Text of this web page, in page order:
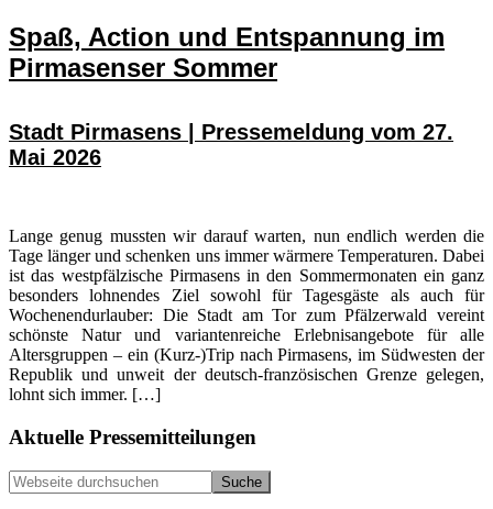
Spaß, Action und Entspannung im
Pirmasenser Sommer
Stadt Pirmasens | Pressemeldung vom 27.
Mai 2026
Lange genug mussten wir darauf warten, nun endlich werden die
Tage länger und schenken uns immer wärmere Temperaturen. Dabei
ist das westpfälzische Pirmasens in den Sommermonaten ein ganz
besonders lohnendes Ziel sowohl für Tagesgäste als auch für
Wochenendurlauber: Die Stadt am Tor zum Pfälzerwald vereint
schönste Natur und variantenreiche Erlebnisangebote für alle
Altersgruppen – ein (Kurz-)Trip nach Pirmasens, im Südwesten der
Republik und unweit der deutsch-französischen Grenze gelegen,
lohnt sich immer. […]
Seitenspalte
Aktuelle Pressemitteilungen
Webseite
durchsuchen